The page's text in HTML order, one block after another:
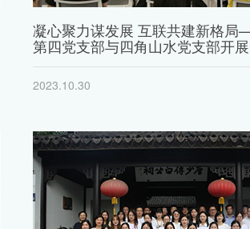
凝心聚力谋发展 互联共建新格
第四党支部与四角山水党支部开
2023.10.30